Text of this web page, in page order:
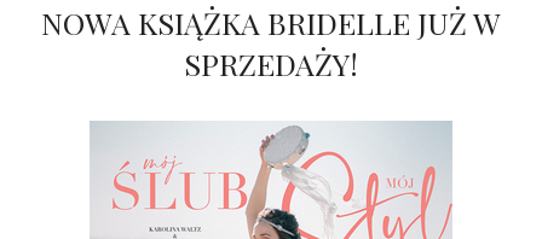
NOWA KSIĄŻKA BRIDELLE JUŻ W
SPRZEDAŻY!